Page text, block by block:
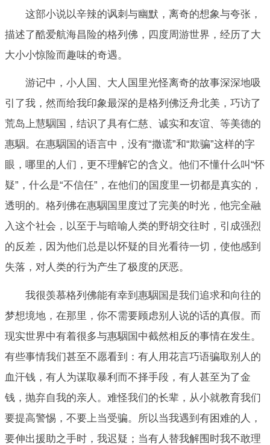
这部小说以辛辣的讽刺与幽默，离奇的想象与夸张，
描述了酷爱航海昌险的格列佛，四度周游世界，经历了大
大小小惊险而趣味的奇遇。
游记中，小人国、大人国里光怪离奇的故事深深地吸
引了我，然而给我印象最深的是格列佛泛舟北美，巧访了
荒岛上慧駰国，结识了具有仁慈、诚实和友谊、等美德的
惠駰。在惠駰国的语言中，没有“撒谎”和“欺骗”这样的字
眼，哪里的人们，更不理解它的含义。他们不懂什么叫“怀
疑”，什么是“不信任”，在他们的国度里一切都是真实的，
透明的。格列佛在惠駰国里度过了完美的时光，他完全融
入这个社会，以至于与暗喻人类的野胡交往时，引成强烈
的反差，因为他们总是以怀疑的目光看待一切，使他感到
失落，对人类的行为产生了极度的厌恶。
我很羡慕格列佛能有幸到惠駰国是我们追求和向往的
梦想境地，在那里，你不需要顾虑别人说的话的真假。而
现实世界中有着很多与惠駰国中截然相反的事情在发生。
有些事情我们甚至不愿看到：有人用花言巧语骗取别人的
血汗钱，有人为谋取暴利而不择手段，有人甚至为了金
钱，抛弃自我的亲人。难怪我们的长辈，从小就教育我们
要提高警惕，不要上当受骗。所以当我遇到有困难的人，
要伸出援助之手时，我迟疑；当有人替我解围时我不敢理